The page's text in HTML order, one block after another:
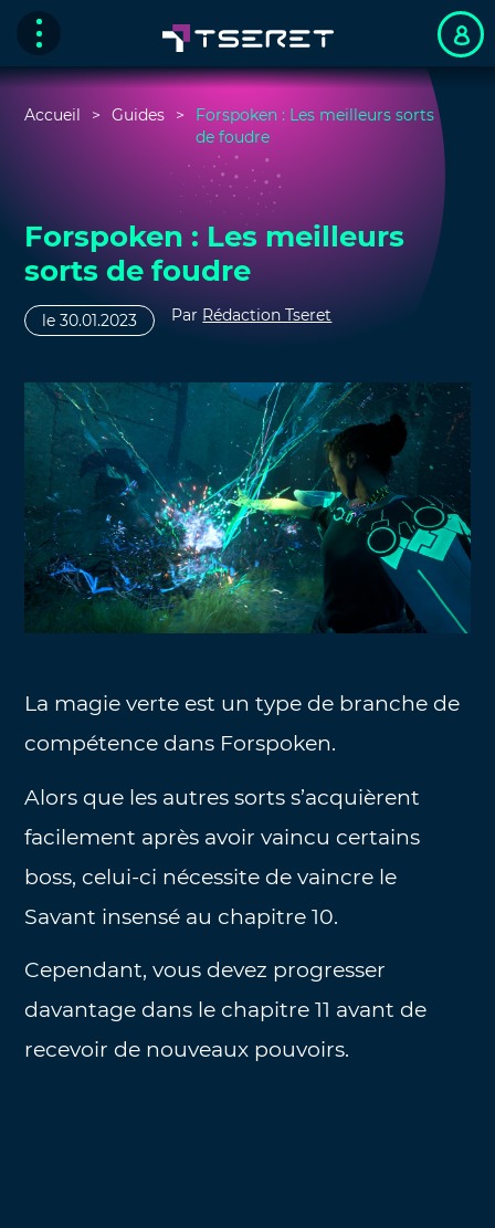
Accueil Guides
Forspoken : Les meilleurs sorts
de foudre
Forspoken : Les meilleurs
sorts de foudre
le 30.01.2023 Par Rédaction Tseret
La magie verte est un type de branche de
compétence dans Forspoken.
Alors que les autres sorts s’acquièrent
facilement après avoir vaincu certains
boss, celui-ci nécessite de vaincre le
Savant insensé au chapitre 10.
Cependant, vous devez progresser
davantage dans le chapitre 11 avant de
recevoir de nouveaux pouvoirs.